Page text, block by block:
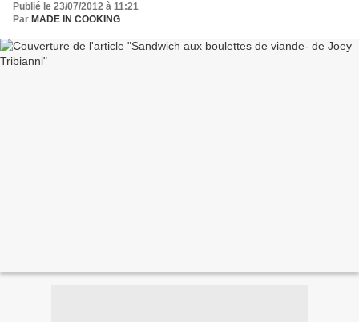
Publié le 23/07/2012 à 11:21
Par MADE IN COOKING